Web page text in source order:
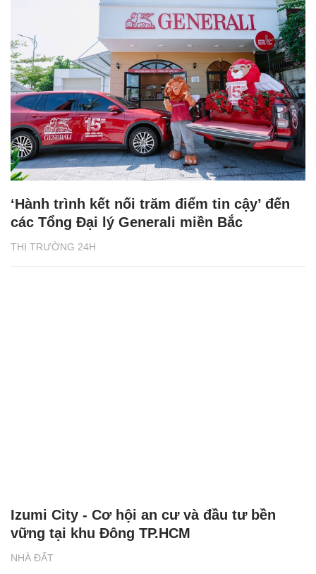
THỊ TRƯỜNG 24H
‘Hành trình kết nối trăm điểm tin cậy’ đến
các Tổng Đại lý Generali miền Bắc
NHÀ ĐẤT
Izumi City - Cơ hội an cư và đầu tư bền
vững tại khu Đông TP.HCM